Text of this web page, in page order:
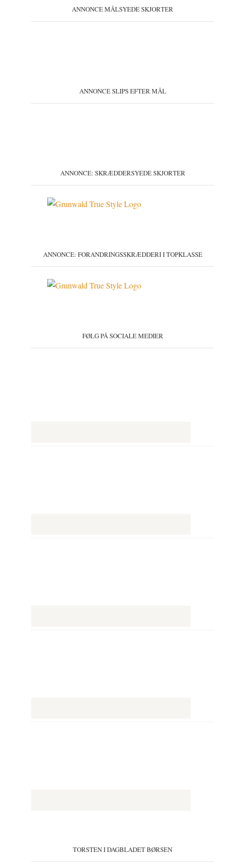
ANNONCE MÅLSYEDE SKJORTER
ANNONCE SLIPS EFTER MÅL
ANNONCE: SKRÆDDERSYEDE SKJORTER
ANNONCE: FORANDRINGSSKRÆDDERI I TOPKLASSE
FØLG PÅ SOCIALE MEDIER
TORSTEN I DAGBLADET BØRSEN